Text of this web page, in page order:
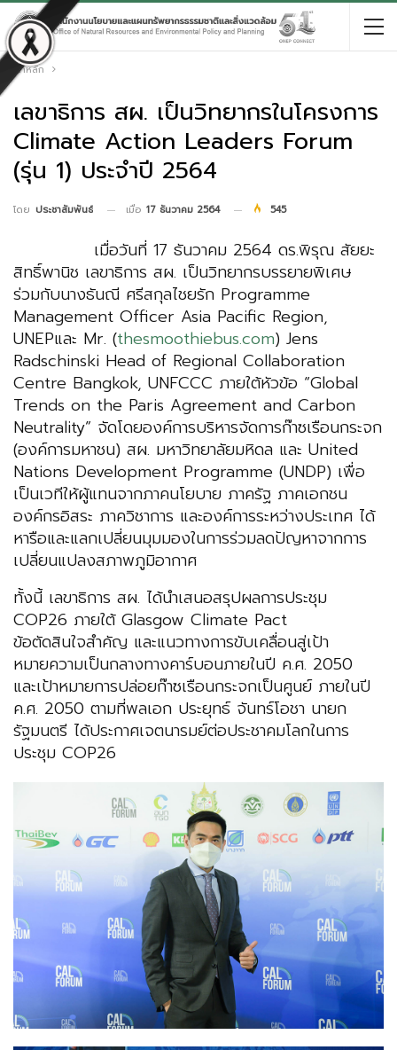
หน้าหลัก
เลขาธิการ สผ. เป็นวิทยากรในโครงการ
Climate Action Leaders Forum
(รุ่น 1) ประจำปี 2564
โดย ประชาสัมพันธ์ เมื่อ 17 ธันวาคม 2564 545
เมื่อวันที่ 17 ธันวาคม 2564 ดร.พิรุณ สัยยะ
สิทธิ์พานิช เลขาธิการ สผ. เป็นวิทยากรบรรยายพิเศษ
ร่วมกับนางธันณี ศรีสกุลไชยรัก Programme
Management Officer Asia Pacific Region,
UNEPและ Mr. (thesmoothiebus.com) Jens
Radschinski Head of Regional Collaboration
Centre Bangkok, UNFCCC ภายใต้หัวข้อ “Global
Trends on the Paris Agreement and Carbon
Neutrality” จัดโดยองค์การบริหารจัดการก๊าซเรือนกระจก
(องค์การมหาชน) สผ. มหาวิทยาลัยมหิดล และ United
Nations Development Programme (UNDP) เพื่อ
เป็นเวทีให้ผู้แทนจากภาคนโยบาย ภาครัฐ ภาคเอกชน
องค์กรอิสระ ภาควิชาการ และองค์การระหว่างประเทศ ได้
หารือและแลกเปลี่ยนมุมมองในการร่วมลดปัญหาจากการ
เปลี่ยนแปลงสภาพภูมิอากาศ
ทั้งนี้ เลขาธิการ สผ. ได้นำเสนอสรุปผลการประชุม
COP26 ภายใต้ Glasgow Climate Pact
ข้อตัดสินใจสำคัญ และแนวทางการขับเคลื่อนสู่เป้า
หมายความเป็นกลางทางคาร์บอนภายในปี ค.ศ. 2050
และเป้าหมายการปล่อยก๊าซเรือนกระจกเป็นศูนย์ ภายในปี
ค.ศ. 2050 ตามที่พลเอก ประยุทธ์ จันทร์โอชา นายก
รัฐมนตรี ได้ประกาศเจตนารมย์ต่อประชาคมโลกในการ
ประชุม COP26